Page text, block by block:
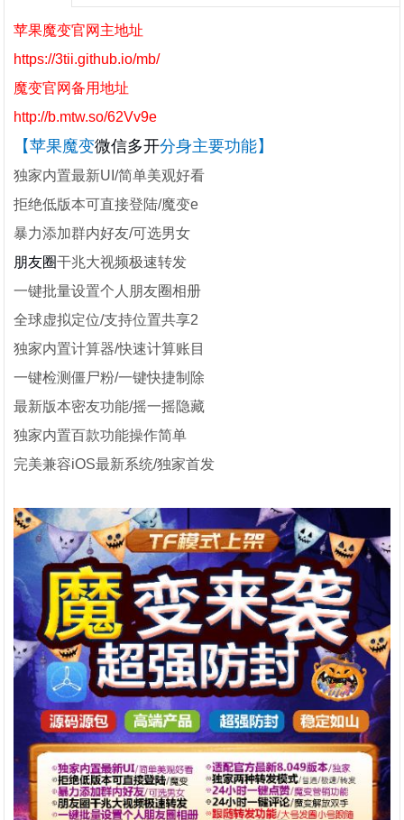
苹果魔变官网主地址
https://3tii.github.io/mb/
魔变官网备用地址
http://b.mtw.so/62Vv9e
【苹果魔变微信多开分身主要功能】
独家内置最新UI/简单美观好看
拒绝低版本可直接登陆/魔变e
暴力添加群内好友/可选男女
朋友圈干兆大视频极速转发
一键批量设置个人朋友圈相册
全球虚拟定位/支持位置共享2
独家内置计算器/快速计算账目
一键检测僵尸粉/一键快捷制除
最新版本密友功能/摇一摇隐藏
独家内置百款功能操作简单
完美兼容iOS最新系统/独家首发